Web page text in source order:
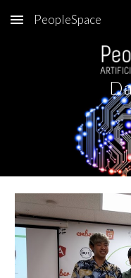
Skip to main content
PeopleSpace